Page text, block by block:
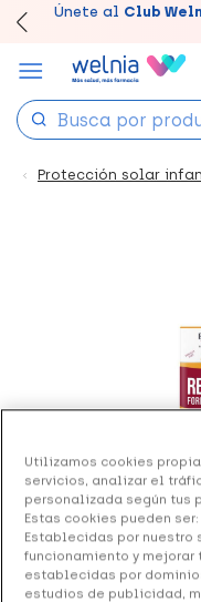
Disfruta de la entrega
Únete al Club
Llévate un7% de
Canjea tus puntos
Protección solar
Pack Eucerin
Pistola SPF50+ +
+ 50 ml
Utilizamos cookies
servicios, analizar el
personalizada según tus
Estas cookies pueden
Establecidas por nuestro
funcionamiento y mejorar
establecidas por
estudios de publicidad,